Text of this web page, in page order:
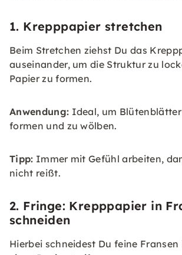
1. Krepppapier stretchen
Beim Stretchen ziehst Du das
auseinander, um die Struktur zu
Papier zu formen.
Anwendung: Ideal, um
formen und zu wölben.
Tipp: Immer mit Gefühl arbeiten,
nicht reißt.
2. Fringe: Krepppapier in
schneiden
Hierbei schneidest Du feine Fransen